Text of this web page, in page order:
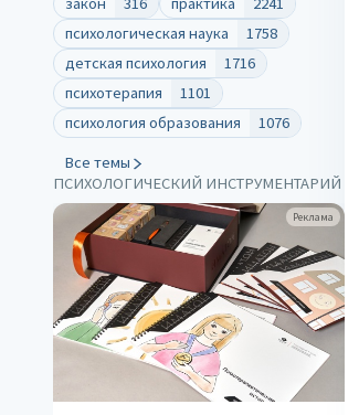
психологическая наука
1758
детская психология
1716
психотерапия
1101
психология образования
1076
Все темы
ПСИХОЛОГИЧЕСКИЙ ИНСТРУМЕНТАРИЙ
Реклама